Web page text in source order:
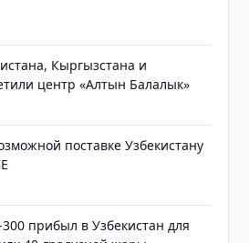
Кыргызстана и
центр «Алтын Балалык»
поставке Узбекистану
прибыл в Узбекистан для